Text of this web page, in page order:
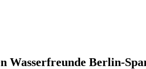
Wasserfreunde Berlin-